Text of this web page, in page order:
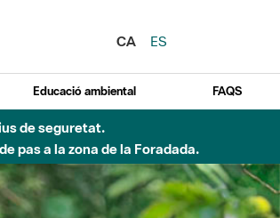
CA
ES
Educació ambiental FAQS
de seguretat.
pas a la zona de la Foradada.